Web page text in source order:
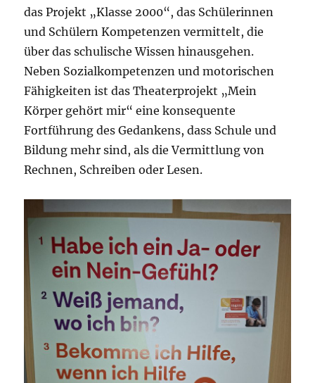
das Projekt „Klasse 2000“, das Schülerinnen
und Schülern Kompetenzen vermittelt, die
über das schulische Wissen hinausgehen.
Neben Sozialkompetenzen und motorischen
Fähigkeiten ist das Theaterprojekt „Mein
Körper gehört mir“ eine konsequente
Fortführung des Gedankens, dass Schule und
Bildung mehr sind, als die Vermittlung von
Rechnen, Schreiben oder Lesen.